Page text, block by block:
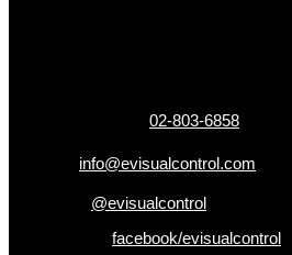
02-803-6858
info@evisualcontrol.com
@evisualcontrol
facebook/evisualcontrol